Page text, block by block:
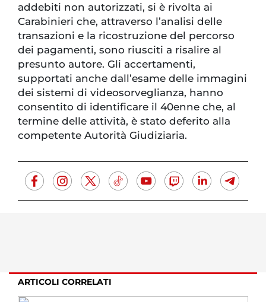
addebiti non autorizzati, si è rivolta ai
Carabinieri che, attraverso l’analisi delle
transazioni e la ricostruzione del percorso
dei pagamenti, sono riusciti a risalire al
presunto autore. Gli accertamenti,
supportati anche dall’esame delle immagini
dei sistemi di videosorveglianza, hanno
consentito di identificare il 40enne che, al
termine delle attività, è stato deferito alla
competente Autorità Giudiziaria.
ARTICOLI CORRELATI